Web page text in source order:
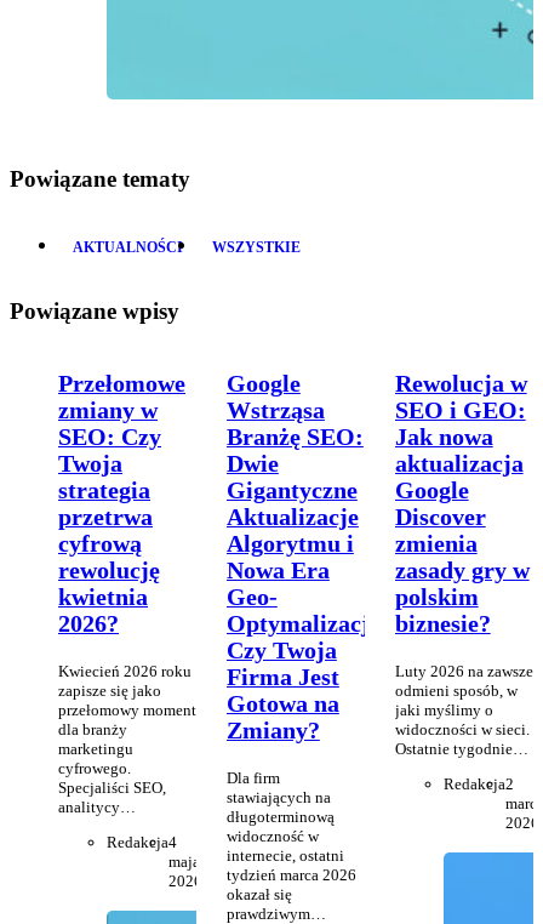
Powiązane tematy
AKTUALNOŚCI WSZYSTKIE
Powiązane wpisy
Przełomowe
zmiany w
SEO: Czy
Twoja
strategia
przetrwa
cyfrową
rewolucję
kwietnia
2026?
Kwiecień 2026 roku
zapisze się jako
przełomowy moment
dla branży
marketingu
cyfrowego.
Specjaliści SEO,
analitycy…
Redakcja4
maja
2026
Google
Wstrząsa
Branżę SEO:
Dwie
Gigantyczne
Aktualizacje
Algorytmu i
Nowa Era
Geo-
Optymalizacji!
Czy Twoja
Firma Jest
Gotowa na
Zmiany?
Dla firm
stawiających na
długoterminową
widoczność w
internecie, ostatni
tydzień marca 2026
okazał się
prawdziwym…
Rewolucja w
SEO i GEO:
Jak nowa
aktualizacja
Google
Discover
zmienia
zasady gry w
polskim
biznesie?
Luty 2026 na zawsze
odmieni sposób, w
jaki myślimy o
widoczności w sieci.
Ostatnie tygodnie…
Redakcja2
marca
2026